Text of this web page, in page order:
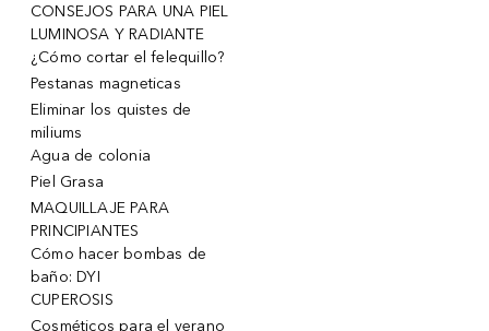
CONSEJOS PARA UNA PIEL
LUMINOSA Y RADIANTE
¿Cómo cortar el felequillo?
Pestanas magneticas
Eliminar los quistes de
miliums
Agua de colonia
Piel Grasa
MAQUILLAJE PARA
PRINCIPIANTES
Cómo hacer bombas de
baño: DYI
CUPEROSIS
Cosméticos para el verano